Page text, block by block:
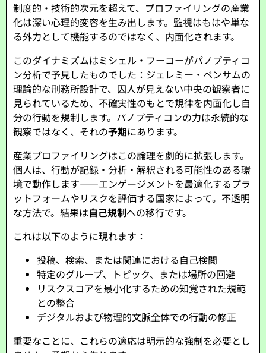
制度的・技術的次元を超えて、プロファイリングの産業
化は深い心理的変容を生み出します。監視はもはや単な
る外力として機能するのではなく、内面化されます。
このダイナミズムはミシェル・フーコーがパノプティコ
ン分析で予見したものでした：ジェレミー・ベンサムの
理論的な刑務所設計で、囚人が見えない中央の観察者に
見られているため、不確実性のもとで規律を内面化し自
分の行動を規制します。パノプティコンの力は永続的な
観察ではなく、それの予期にあります。
産業プロファイリングはこの論理を劇的に拡張します。
個人は、行動が記録・分析・解釈される可能性のある環
境で動作します——エンゲージメントを最適化するプラ
ットフォームやリスクを評価する国家によって。不透明
な方法で。結果は自己規制への移行です。
これは以下のように現れます：
投稿、検索、または関連における自己検閲
特定のグループ、トピック、または場所の回避
リスクスコアを最小化するための知覚された規範
との整合
デジタルおよび物理的文脈全体での行動の修正
重要なことに、これらの適応は明示的な強制を必要とし